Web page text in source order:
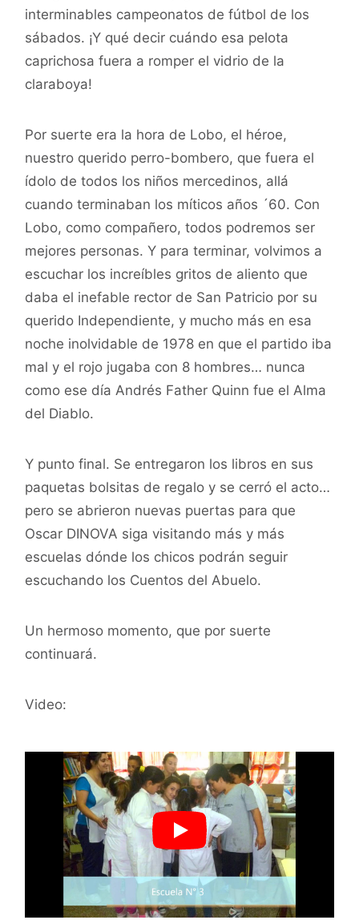
interminables campeonatos de fútbol de los
sábados. ¡Y qué decir cuándo esa pelota
caprichosa fuera a romper el vidrio de la
claraboya!
Por suerte era la hora de Lobo, el héroe,
nuestro querido perro-bombero, que fuera el
ídolo de todos los niños mercedinos, allá
cuando terminaban los míticos años ´60. Con
Lobo, como compañero, todos podremos ser
mejores personas. Y para terminar, volvimos a
escuchar los increíbles gritos de aliento que
daba el inefable rector de San Patricio por su
querido Independiente, y mucho más en esa
noche inolvidable de 1978 en que el partido iba
mal y el rojo jugaba con 8 hombres… nunca
como ese día Andrés Father Quinn fue el Alma
del Diablo.
Y punto final. Se entregaron los libros en sus
paquetas bolsitas de regalo y se cerró el acto…
pero se abrieron nuevas puertas para que
Oscar DINOVA siga visitando más y más
escuelas dónde los chicos podrán seguir
escuchando los Cuentos del Abuelo.
Un hermoso momento, que por suerte
continuará.
Video: